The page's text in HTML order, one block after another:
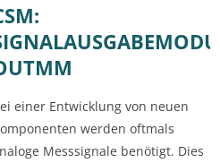
einer Entwicklung von neuen
werden oftmals
Messsignale benötigt. Dies